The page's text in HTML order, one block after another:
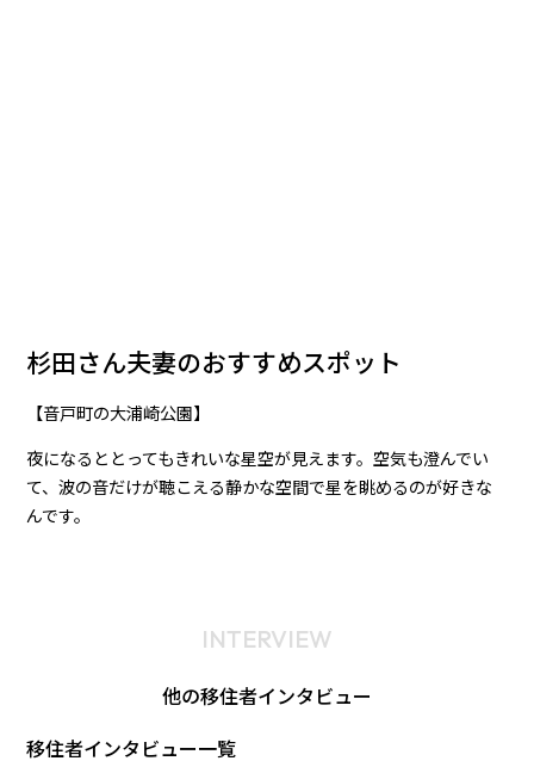
杉田さん夫妻のおすすめスポット
【音戸町の大浦崎公園】
夜になるととってもきれいな星空が見えます。空気も澄んでい
て、波の音だけが聴こえる静かな空間で星を眺めるのが好きな
んです。
INTERVIEW
他の移住者インタビュー
移住者インタビュー一覧